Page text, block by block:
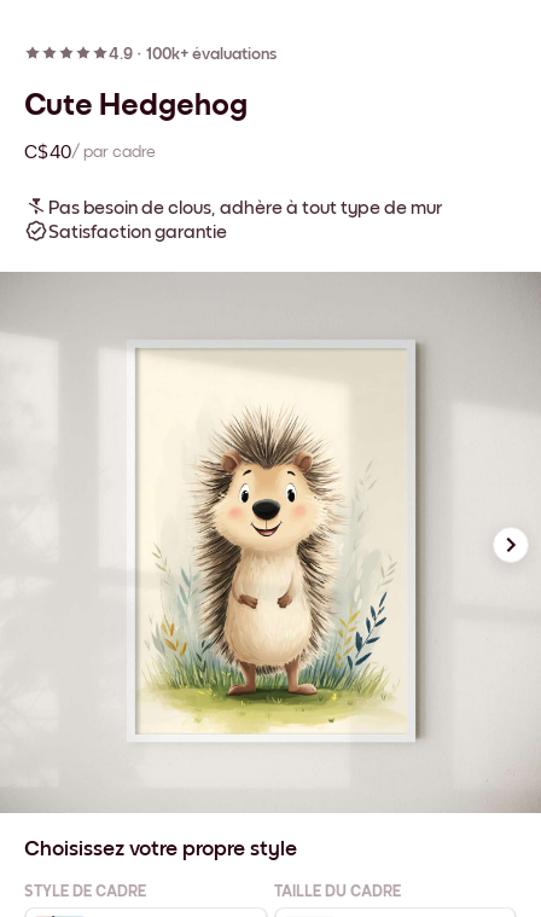
4.9 · 100k+ évaluations
Cute Hedgehog
C$40/ par cadre
Pas besoin de clous, adhère à tout type de mur
Satisfaction garantie
Choisissez votre propre style
STYLE DE CADRE TAILLE DU CADRE